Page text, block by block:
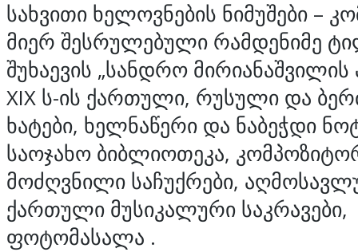
სახვითი ხელოვნების ნიმუშები –
მიერ შესრულებული რამდენიმე
შუხაევის „სანდრო
XIX ს-ის ქართული, რუსული და
ხატები, ხელნაწერი და ნაბეჭდი
საოჯახო ბიბლიოთეკა,
მოძღვნილი საჩუქრები,
ქართული მუსიკალური საკრავები,
ფოტომასალა .